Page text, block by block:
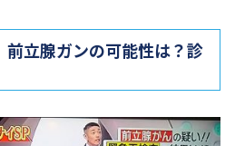
立腺ガンの可能性は？診